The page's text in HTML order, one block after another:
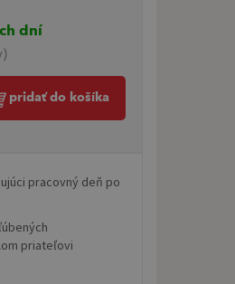
dní
pridať do košíka
pracovný deň po
priateľovi